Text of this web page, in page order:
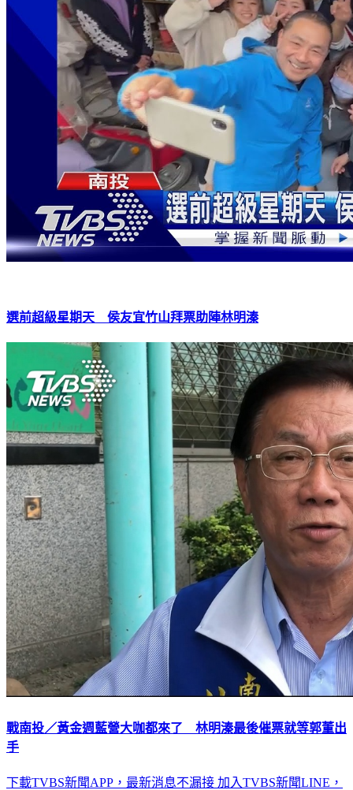
選前超級星期天 侯友宜竹山拜票助陣林明溱
戰南投／黃金週藍營大咖都來了 林明溱最後催票就等郭董出
手
下載TVBS新聞APP，最新消息不漏接 加入TVBS新聞LINE，